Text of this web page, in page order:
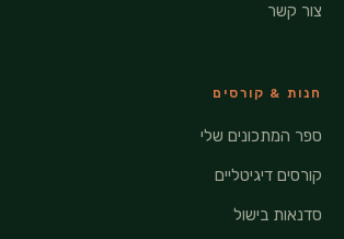
צור קשר
חנות & קורסים
ספר המתכונים שלי
קורסים דיגיטליים
סדנאות בישול